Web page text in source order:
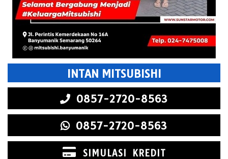
INTAN MITSUBISHI
0857-2720-8563
0857-2720-8563
SIMULASI KREDIT